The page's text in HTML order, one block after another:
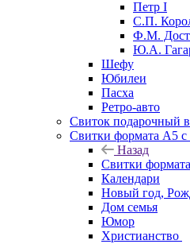
Петр I
С.П.
Ф.М.
Ю.А.
Шефу
Юбилеи
Пасха
Ретро-авто
Свиток подарочный в
Свитки формата А5 с
Назад
Свитки
Календари
Новый год,
Дом семья
Юмор
Христианство